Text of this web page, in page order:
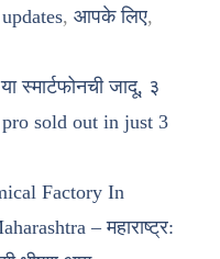
updates, आपके लिए,
स्मार्टफोनची जादू, ३
sold out in just 3
Factory In
– महाराष्ट्र: